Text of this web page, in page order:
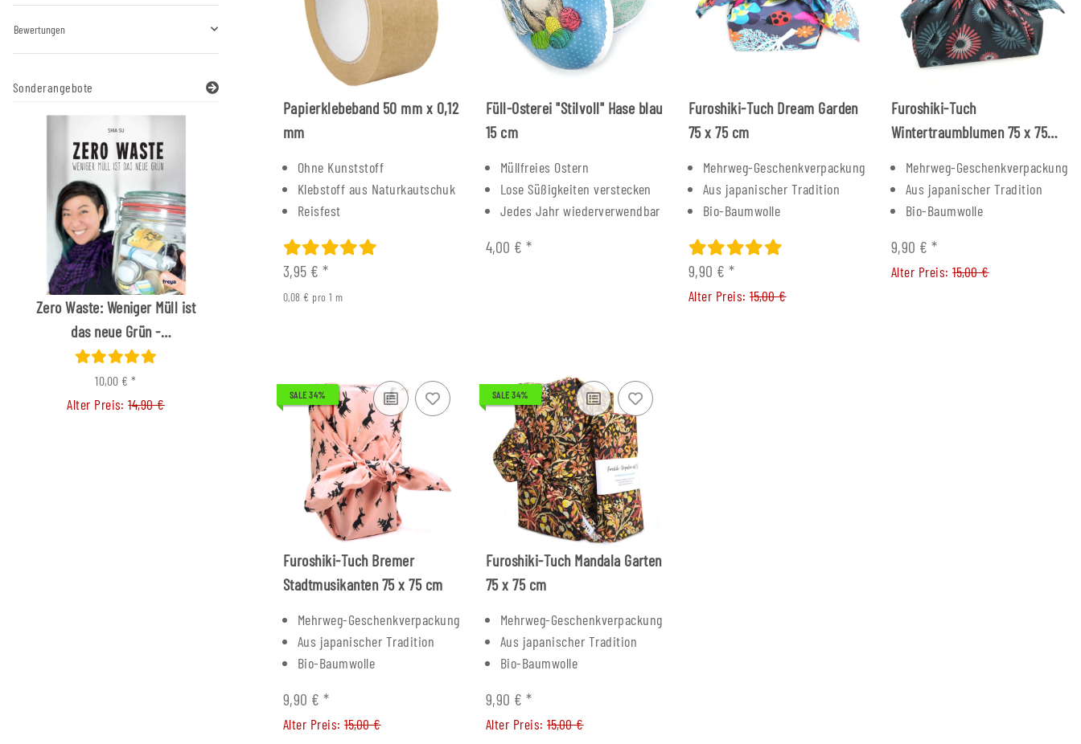
Papierklebeband 50 mm x 0,12
mm
Ohne Kunststoff
Klebstoff aus Naturkautschuk
Reisfest
3,95 €*
0,08 € pro 1 m
Füll-Osterei "Stilvoll" Hase blau
15 cm
Müllfreies Ostern
Lose Süßigkeiten verstecken
Jedes Jahr wiederverwendbar
4,00 €*
Furoshiki-Tuch Dream Garden
75 x 75 cm
Mehrweg-Geschenkverpackung
Aus japanischer Tradition
Bio-Baumwolle
9,90 €*
Alter Preis:15,00 €
Furoshiki-Tuch
Wintertraumblumen 75 x 75
Mehrweg-Geschenkverpackung
Aus japanischer Tradition
Bio-Baumwolle
9,90 €*
Alter Preis:15,00 €
SALE 34%
Furoshiki-Tuch Bremer
Stadtmusikanten 75 x 75 cm
Mehrweg-Geschenkverpackung
Aus japanischer Tradition
Bio-Baumwolle
9,90 €*
Alter Preis:15,00 €
SALE 34%
Furoshiki-Tuch Mandala Garten
75 x 75 cm
Mehrweg-Geschenkverpackung
Aus japanischer Tradition
Bio-Baumwolle
9,90 €*
Alter Preis:15,00 €
Bewertungen
Sonderangebote
Zero Waste: Weniger Müll ist
das neue Grün -
Mängelexemplar
10,00 €*
Alter Preis:14,90 €
Füller Messing verchromt mit
Alter Preis:99,00 € 10,00 €*
Alter Preis:14,90 €
Füller Messing verchromt mit